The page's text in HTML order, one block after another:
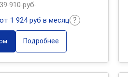
39 910 руб.
от 1 924 руб в месяц
Подробнее